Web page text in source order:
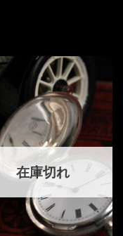
在庫切れ